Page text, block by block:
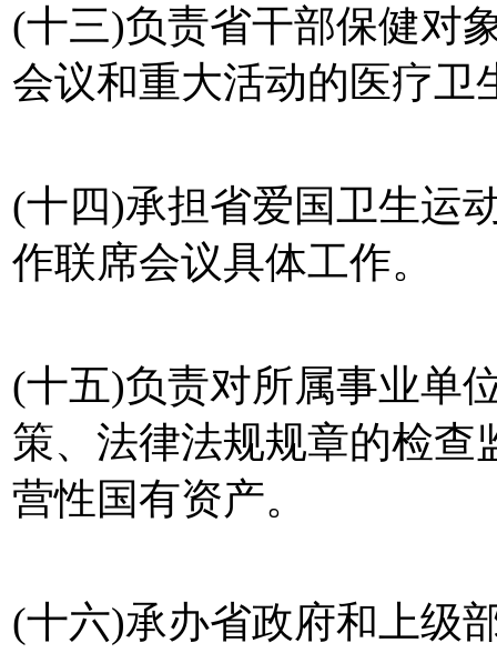
(十三)负责省干部保健对
会议和重大活动的医疗卫
(十四)承担省爱国卫生运
作联席会议具体工作。
(十五)负责对所属事业单
策、法律法规规章的检查
营性国有资产。
(十六)承办省政府和上级